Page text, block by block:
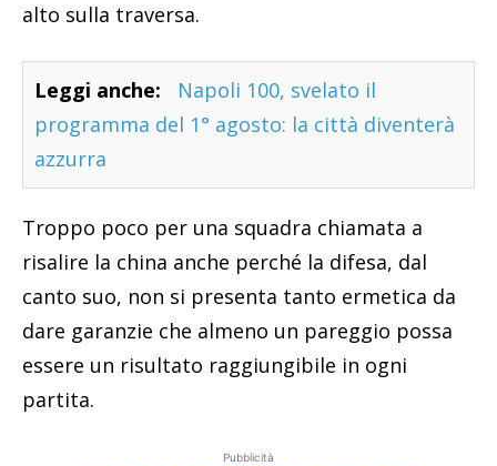
alto sulla traversa.
Leggi anche:
Napoli 100, svelato il
programma del 1° agosto: la città diventerà
azzurra
Troppo poco per una squadra chiamata a
risalire la china anche perché la difesa, dal
canto suo, non si presenta tanto ermetica da
dare garanzie che almeno un pareggio possa
essere un risultato raggiungibile in ogni
partita.
Pubblicità